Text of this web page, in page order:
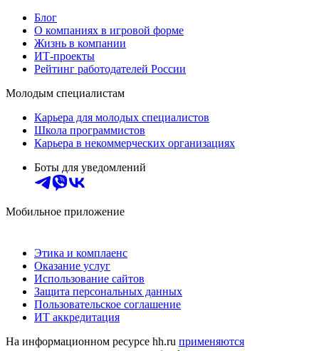
Блог
О компаниях в игровой форме
Жизнь в компании
ИТ-проекты
Рейтинг работодателей России
Молодым специалистам
Карьера для молодых специалистов
Школа программистов
Карьера в некоммерческих организациях
Боты для уведомлений
Мобильное приложение
Этика и комплаенс
Оказание услуг
Использование сайтов
Защита персональных данных
Пользовательское соглашение
ИТ аккредитация
На информационном ресурсе hh.ru применяются